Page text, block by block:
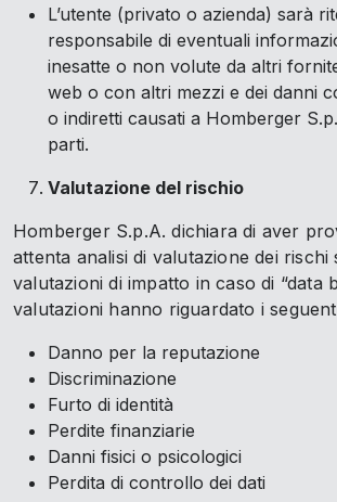
L’utente (privato o azienda) sarà
responsabile di eventuali
inesatte o non volute da altri
web o con altri mezzi e dei danni
o indiretti causati a Homberger
parti.
Valutazione del rischio
Homberger S.p.A. dichiara di aver
attenta analisi di valutazione dei rischi
valutazioni di impatto in caso di “data
valutazioni hanno riguardato i
Danno per la reputazione
Discriminazione
Furto di identità
Perdite finanziarie
Danni fisici o psicologici
Perdita di controllo dei dati